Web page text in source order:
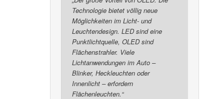
Technologie bietet völlig neue
Möglichkeiten im Licht- und
Leuchtendesign. LED sind eine
Punktlichtquelle, OLED sind
Flächenstrahler. Viele
Lichtanwendungen im Auto –
Blinker, Heckleuchten oder
Innenlicht – erfordern
Flächenleuchten.“